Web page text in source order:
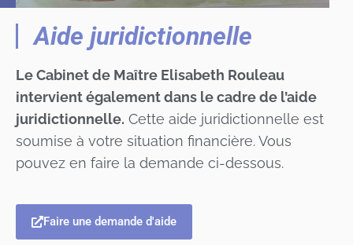
Aide juridictionnelle
Le Cabinet de Maître Elisabeth Rouleau
intervient également dans le cadre de l’aide
juridictionnelle. Cette aide juridictionnelle est
soumise à votre situation financière. Vous
pouvez en faire la demande ci-dessous.
Faire une demande d'aide